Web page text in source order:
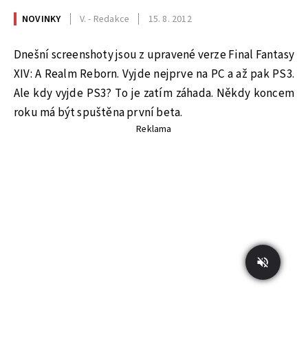
NOVINKY V. - Redakce 15. 8. 2012
Dnešní screenshoty jsou z upravené verze Final Fantasy
XIV: A Realm Reborn. Vyjde nejprve na PC a až pak PS3.
Ale kdy vyjde PS3? To je zatím záhada. Někdy koncem
roku má být spuštěna první beta.
Reklama